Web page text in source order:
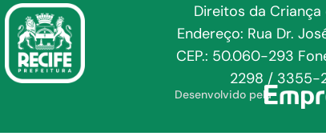
Direitos da
Endereço: Rua Dr.
CEP.: 50.060-293
2298 / 3355-
Desenvolvido pela